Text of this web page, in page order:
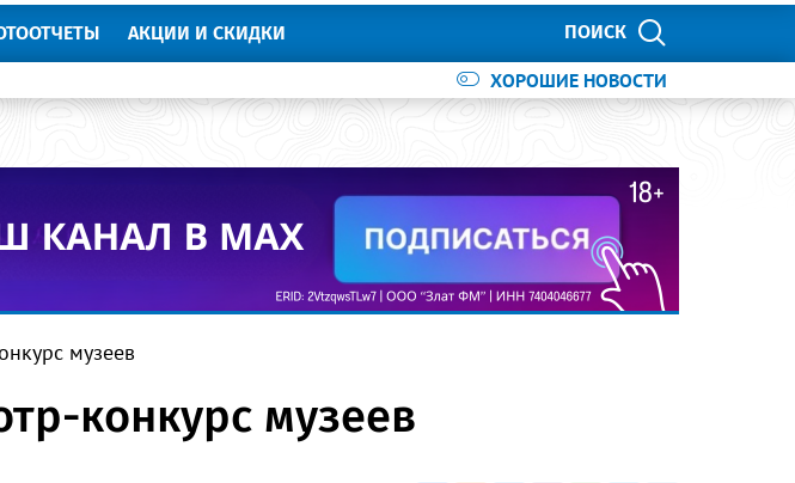
ПОИСК
АКЦИИ И СКИДКИ
ХОРОШИЕ НОВОСТИ
музеев
конкурс музеев